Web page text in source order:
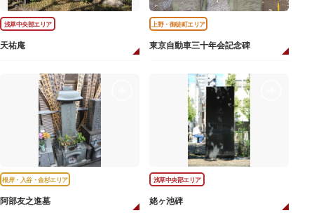
浅草中央部エリア
天祐庵
上野・御徒町エリア
東京自動車三十年会記念碑
根岸・入谷・金杉エリア
阿部友之進墓
浅草中央部エリア
姥ヶ池碑